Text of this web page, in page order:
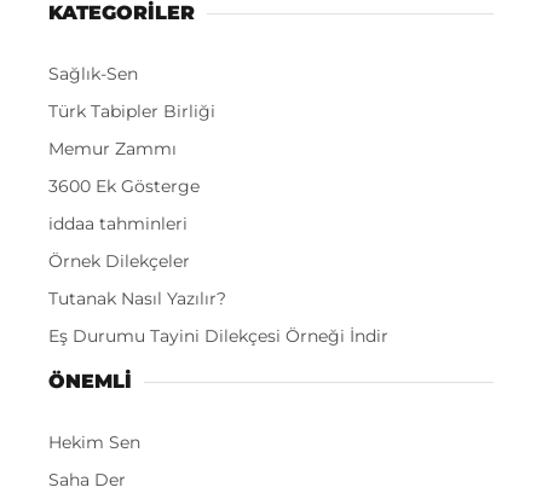
KATEGORİLER
Sağlık-Sen
Türk Tabipler Birliği
Memur Zammı
3600 Ek Gösterge
iddaa tahminleri
Örnek Dilekçeler
Tutanak Nasıl Yazılır?
Eş Durumu Tayini Dilekçesi Örneği İndir
ÖNEMLI
Hekim Sen
Saha Der